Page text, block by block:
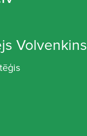
Volvenkins